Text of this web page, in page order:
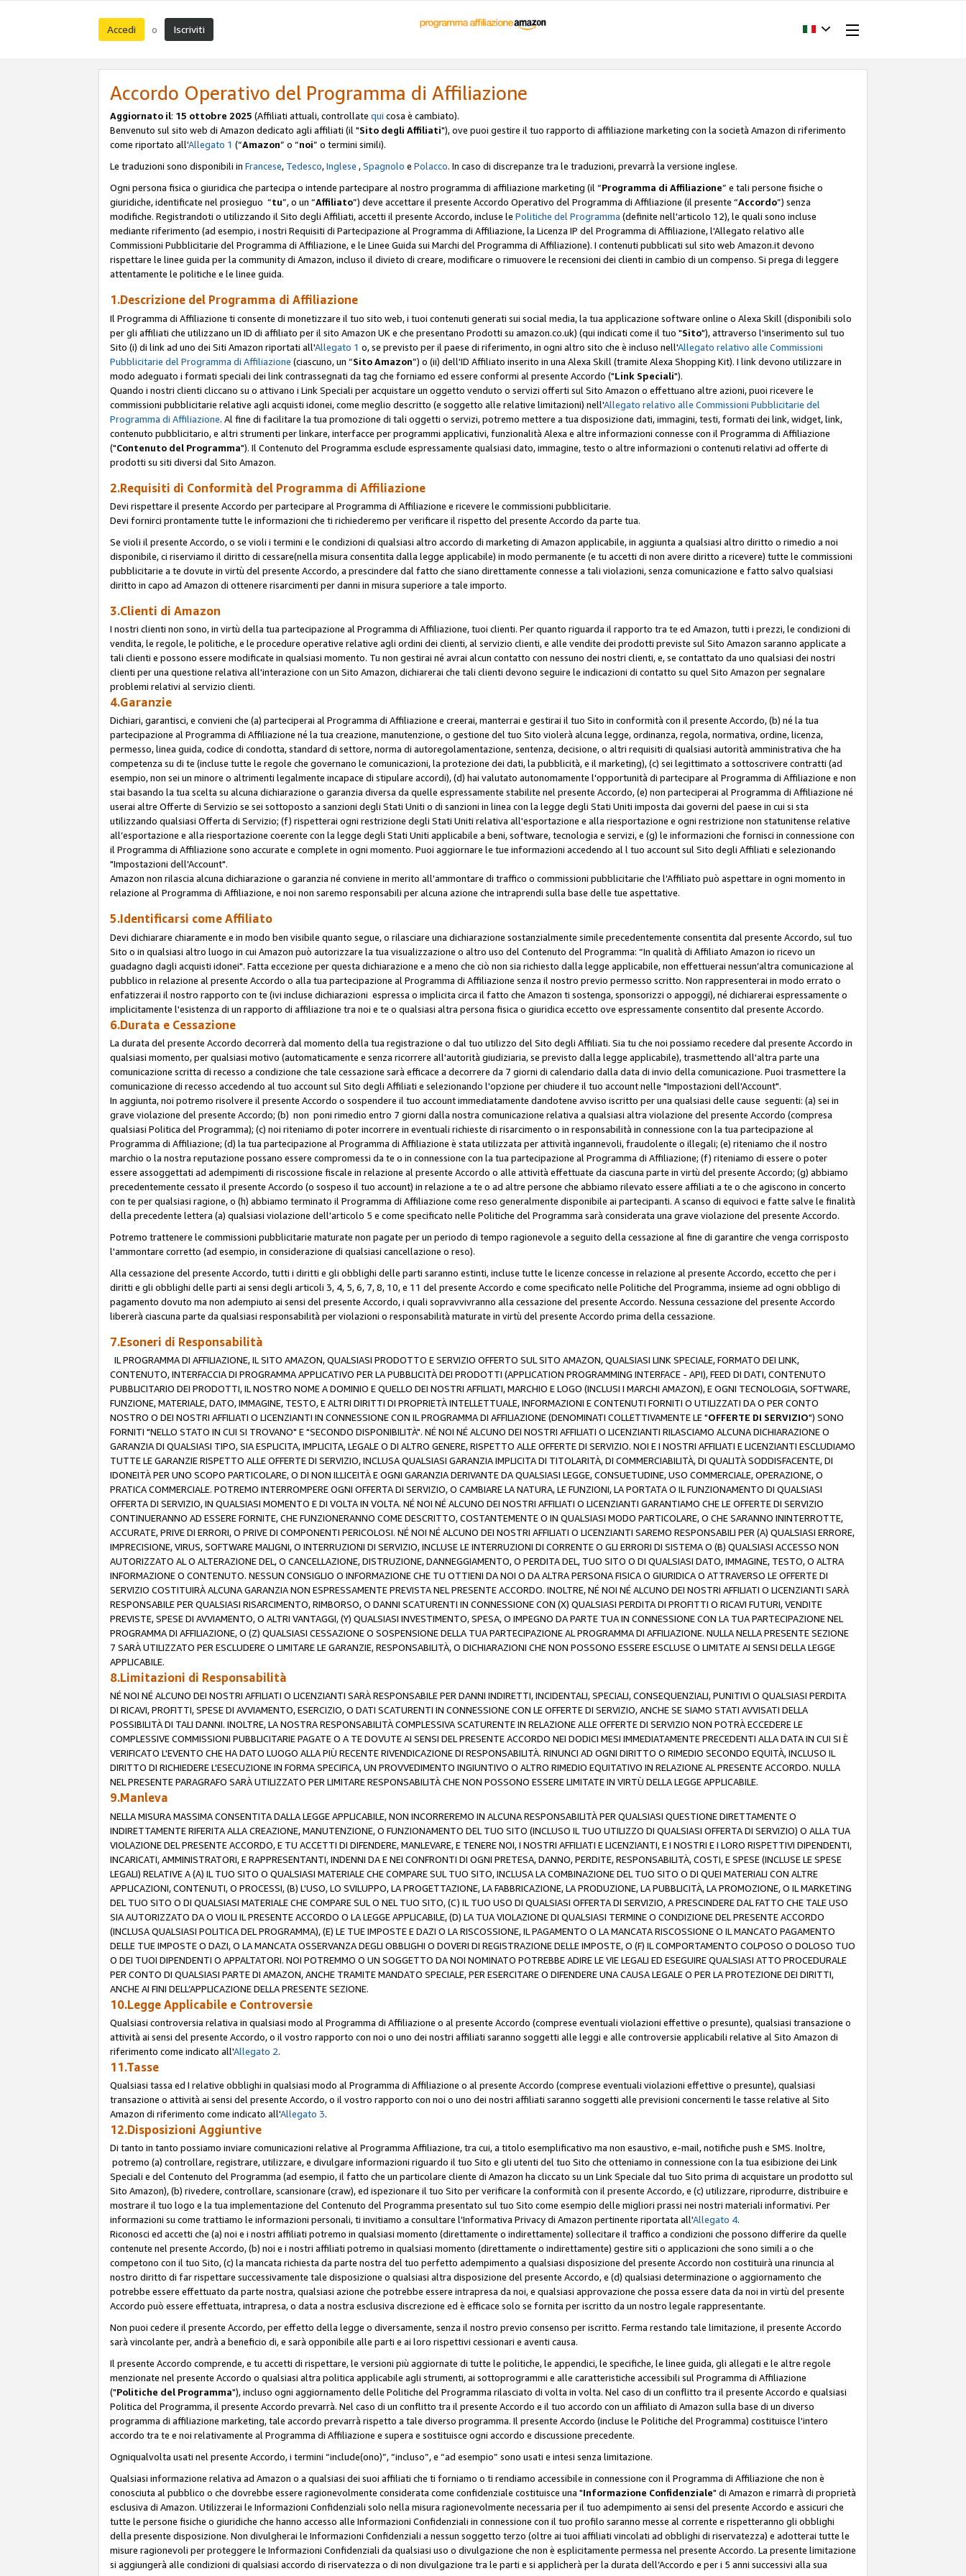
Accedi o Iscriviti
Accordo Operativo del Programma di Affiliazione
Aggiornato il: 15 ottobre 2025 (Affiliati attuali, controllate qui cosa è cambiato).
Benvenuto sul sito web di Amazon dedicato agli affiliati (il "Sito degli Affiliati"), ove puoi gestire il tuo rapporto di affiliazione marketing con la società Amazon di riferimento
come riportato all'Allegato 1 (“Amazon” o “noi” o termini simili).
Le traduzioni sono disponibili in Francese, Tedesco,Inglese ,Spagnolo e Polacco. In caso di discrepanze tra le traduzioni, prevarrà la versione inglese.
Ogni persona fisica o giuridica che partecipa o intende partecipare al nostro programma di affiliazione marketing (il “Programma di Affiliazione” e tali persone fisiche o
giuridiche, identificate nel prosieguo “tu”, o un “Affiliato”) deve accettare il presente Accordo Operativo del Programma di Affiliazione (il presente “Accordo”) senza
modifiche. Registrandoti o utilizzando il Sito degli Affiliati, accetti il presente Accordo, incluse le Politiche del Programma (definite nell'articolo 12), le quali sono incluse
mediante riferimento (ad esempio, i nostri Requisiti di Partecipazione al Programma di Affiliazione, la Licenza IP del Programma di Affiliazione, l'Allegato relativo alle
Commissioni Pubblicitarie del Programma di Affiliazione, e le Linee Guida sui Marchi del Programma di Affiliazione). I contenuti pubblicati sul sito web Amazon.it devono
rispettare le linee guida per la community di Amazon, incluso il divieto di creare, modificare o rimuovere le recensioni dei clienti in cambio di un compenso. Si prega di leggere
attentamente le politiche e le linee guida.
1.Descrizione del Programma di Affiliazione
Il Programma di Affiliazione ti consente di monetizzare il tuo sito web, i tuoi contenuti generati sui social media, la tua applicazione software online o Alexa Skill (disponibili solo
per gli affiliati che utilizzano un ID di affiliato per il sito Amazon UK e che presentano Prodotti su amazon.co.uk) (qui indicati come il tuo "Sito"), attraverso l'inserimento sul tuo
Sito (i) di link ad uno dei Siti Amazon riportati all'Allegato 1 o, se previsto per il paese di riferimento, in ogni altro sito che è incluso nell'Allegato relativo alle Commissioni
Pubblicitarie del Programma di Affiliazione (ciascuno, un “Sito Amazon”) o (ii) dell'ID Affiliato inserito in una Alexa Skill (tramite Alexa Shopping Kit). I link devono utilizzare in
modo adeguato i formati speciali dei link contrassegnati da tag che forniamo ed essere conformi al presente Accordo ("Link Speciali").
Quando i nostri clienti cliccano su o attivano i Link Speciali per acquistare un oggetto venduto o servizi offerti sul Sito Amazon o effettuano altre azioni, puoi ricevere le
commissioni pubblicitarie relative agli acquisti idonei, come meglio descritto (e soggetto alle relative limitazioni) nell'Allegato relativo alle Commissioni Pubblicitarie del
Programma di Affiliazione. Al fine di facilitare la tua promozione di tali oggetti o servizi, potremo mettere a tua disposizione dati, immagini, testi, formati dei link, widget, link,
contenuto pubblicitario, e altri strumenti per linkare, interfacce per programmi applicativi, funzionalità Alexa e altre informazioni connesse con il Programma di Affiliazione
("Contenuto del Programma"). Il Contenuto del Programma esclude espressamente qualsiasi dato, immagine, testo o altre informazioni o contenuti relativi ad offerte di
prodotti su siti diversi dal Sito Amazon.
2.Requisiti di Conformità del Programma di Affiliazione
Devi rispettare il presente Accordo per partecipare al Programma di Affiliazione e ricevere le commissioni pubblicitarie.
Devi fornirci prontamente tutte le informazioni che ti richiederemo per verificare il rispetto del presente Accordo da parte tua.
Se violi il presente Accordo, o se violi i termini e le condizioni di qualsiasi altro accordo di marketing di Amazon applicabile, in aggiunta a qualsiasi altro diritto o rimedio a noi
disponibile, ci riserviamo il diritto di cessare(nella misura consentita dalla legge applicabile) in modo permanente (e tu accetti di non avere diritto a ricevere) tutte le commissioni
pubblicitarie a te dovute in virtù del presente Accordo, a prescindere dal fatto che siano direttamente connesse a tali violazioni, senza comunicazione e fatto salvo qualsiasi
diritto in capo ad Amazon di ottenere risarcimenti per danni in misura superiore a tale importo.
3.Clienti di Amazon
I nostri clienti non sono, in virtù della tua partecipazione al Programma di Affiliazione, tuoi clienti. Per quanto riguarda il rapporto tra te ed Amazon, tutti i prezzi, le condizioni di
vendita, le regole, le politiche, e le procedure operative relative agli ordini dei clienti, al servizio clienti, e alle vendite dei prodotti previste sul Sito Amazon saranno applicate a
tali clienti e possono essere modificate in qualsiasi momento. Tu non gestirai né avrai alcun contatto con nessuno dei nostri clienti, e, se contattato da uno qualsiasi dei nostri
clienti per una questione relativa all'interazione con un Sito Amazon, dichiarerai che tali clienti devono seguire le indicazioni di contatto su quel Sito Amazon per segnalare
problemi relativi al servizio clienti.
4.Garanzie
Dichiari, garantisci, e convieni che (a) parteciperai al Programma di Affiliazione e creerai, manterrai e gestirai il tuo Sito in conformità con il presente Accordo, (b) né la tua
partecipazione al Programma di Affiliazione né la tua creazione, manutenzione, o gestione del tuo Sito violerà alcuna legge, ordinanza, regola, normativa, ordine, licenza,
permesso, linea guida, codice di condotta, standard di settore, norma di autoregolamentazione, sentenza, decisione, o altri requisiti di qualsiasi autorità amministrativa che ha
competenza su di te (incluse tutte le regole che governano le comunicazioni, la protezione dei dati, la pubblicità, e il marketing), (c) sei legittimato a sottoscrivere contratti (ad
esempio, non sei un minore o altrimenti legalmente incapace di stipulare accordi), (d) hai valutato autonomamente l'opportunità di partecipare al Programma di Affiliazione e non
stai basando la tua scelta su alcuna dichiarazione o garanzia diversa da quelle espressamente stabilite nel presente Accordo, (e) non parteciperai al Programma di Affiliazione né
userai altre Offerte di Servizio se sei sottoposto a sanzioni degli Stati Uniti o di sanzioni in linea con la legge degli Stati Uniti imposta dai governi del paese in cui si sta
utilizzando qualsiasi Offerta di Servizio; (f) rispetterai ogni restrizione degli Stati Uniti relativa all'esportazione e alla riesportazione e ogni restrizione non statunitense relative
all’esportazione e alla riesportazione coerente con la legge degli Stati Uniti applicabile a beni, software, tecnologia e servizi, e (g) le informazioni che fornisci in connessione con
il Programma di Affiliazione sono accurate e complete in ogni momento. Puoi aggiornare le tue informazioni accedendo al l tuo account sul Sito degli Affiliati e selezionando
"Impostazioni dell'Account".
Amazon non rilascia alcuna dichiarazione o garanzia né conviene in merito all'ammontare di traffico o commissioni pubblicitarie che l'Affiliato può aspettare in ogni momento in
relazione al Programma di Affiliazione, e noi non saremo responsabili per alcuna azione che intraprendi sulla base delle tue aspettative.
5.Identificarsi come Affiliato
Devi dichiarare chiaramente e in modo ben visibile quanto segue, o rilasciare una dichiarazione sostanzialmente simile precedentemente consentita dal presente Accordo, sul tuo
Sito o in qualsiasi altro luogo in cui Amazon può autorizzare la tua visualizzazione o altro uso del Contenuto del Programma: “In qualità di Affiliato Amazon io ricevo un
guadagno dagli acquisti idonei". Fatta eccezione per questa dichiarazione e a meno che ciò non sia richiesto dalla legge applicabile, non effettuerai nessun’altra comunicazione al
pubblico in relazione al presente Accordo o alla tua partecipazione al Programma di Affiliazione senza il nostro previo permesso scritto. Non rappresenterai in modo errato o
enfatizzerai il nostro rapporto con te (ivi incluse dichiarazioni espressa o implicita circa il fatto che Amazon ti sostenga, sponsorizzi o appoggi), né dichiarerai espressamente o
implicitamente l'esistenza di un rapporto di affiliazione tra noi e te o qualsiasi altra persona fisica o giuridica eccetto ove espressamente consentito dal presente Accordo.
6.Durata e Cessazione
La durata del presente Accordo decorrerà dal momento della tua registrazione o dal tuo utilizzo del Sito degli Affiliati. Sia tu che noi possiamo recedere dal presente Accordo in
qualsiasi momento, per qualsiasi motivo (automaticamente e senza ricorrere all'autorità giudiziaria, se previsto dalla legge applicabile), trasmettendo all'altra parte una
comunicazione scritta di recesso a condizione che tale cessazione sarà efficace a decorrere da 7 giorni di calendario dalla data di invio della comunicazione. Puoi trasmettere la
comunicazione di recesso accedendo al tuo account sul Sito degli Affiliati e selezionando l'opzione per chiudere il tuo account nelle "Impostazioni dell'Account".
In aggiunta, noi potremo risolvere il presente Accordo o sospendere il tuo account immediatamente dandotene avviso iscritto per una qualsiasi delle cause seguenti: (a) sei in
grave violazione del presente Accordo; (b) non poni rimedio entro 7 giorni dalla nostra comunicazione relativa a qualsiasi altra violazione del presente Accordo (compresa
qualsiasi Politica del Programma); (c) noi riteniamo di poter incorrere in eventuali richieste di risarcimento o in responsabilità in connessione con la tua partecipazione al
Programma di Affiliazione; (d) la tua partecipazione al Programma di Affiliazione è stata utilizzata per attività ingannevoli, fraudolente o illegali; (e) riteniamo che il nostro
marchio o la nostra reputazione possano essere compromessi da te o in connessione con la tua partecipazione al Programma di Affiliazione; (f) riteniamo di essere o poter
essere assoggettati ad adempimenti di riscossione fiscale in relazione al presente Accordo o alle attività effettuate da ciascuna parte in virtù del presente Accordo; (g) abbiamo
precedentemente cessato il presente Accordo (o sospeso il tuo account) in relazione a te o ad altre persone che abbiamo rilevato essere affiliati a te o che agiscono in concerto
con te per qualsiasi ragione, o (h) abbiamo terminato il Programma di Affiliazione come reso generalmente disponibile ai partecipanti. A scanso di equivoci e fatte salve le finalità
della precedente lettera (a) qualsiasi violazione dell'articolo 5 e come specificato nelle Politiche del Programma sarà considerata una grave violazione del presente Accordo.
Potremo trattenere le commissioni pubblicitarie maturate non pagate per un periodo di tempo ragionevole a seguito della cessazione al fine di garantire che venga corrisposto
l'ammontare corretto (ad esempio, in considerazione di qualsiasi cancellazione o reso).
Alla cessazione del presente Accordo, tutti i diritti e gli obblighi delle parti saranno estinti, incluse tutte le licenze concesse in relazione al presente Accordo, eccetto che per i
diritti e gli obblighi delle parti ai sensi degli articoli 3, 4, 5, 6, 7, 8, 10, e 11 del presente Accordo e come specificato nelle Politiche del Programma, insieme ad ogni obbligo di
pagamento dovuto ma non adempiuto ai sensi del presente Accordo, i quali sopravvivranno alla cessazione del presente Accordo. Nessuna cessazione del presente Accordo
libererà ciascuna parte da qualsiasi responsabilità per violazioni o responsabilità maturate in virtù del presente Accordo prima della cessazione.
7.Esoneri di Responsabilità
IL PROGRAMMA DI AFFILIAZIONE, IL SITO AMAZON, QUALSIASI PRODOTTO E SERVIZIO OFFERTO SUL SITO AMAZON, QUALSIASI LINK SPECIALE, FORMATO DEI LINK,
CONTENUTO, INTERFACCIA DI PROGRAMMA APPLICATIVO PER LA PUBBLICITÀ DEI PRODOTTI (APPLICATION PROGRAMMING INTERFACE - API), FEED DI DATI, CONTENUTO
PUBBLICITARIO DEI PRODOTTI, IL NOSTRO NOME A DOMINIO E QUELLO DEI NOSTRI AFFILIATI, MARCHIO E LOGO (INCLUSI I MARCHI AMAZON), E OGNI TECNOLOGIA, SOFTWARE,
FUNZIONE, MATERIALE, DATO, IMMAGINE, TESTO, E ALTRI DIRITTI DI PROPRIETÀ INTELLETTUALE, INFORMAZIONI E CONTENUTI FORNITI O UTILIZZATI DA O PER CONTO
NOSTRO O DEI NOSTRI AFFILIATI O LICENZIANTI IN CONNESSIONE CON IL PROGRAMMA DI AFFILIAZIONE (DENOMINATI COLLETTIVAMENTE LE "OFFERTE DI SERVIZIO") SONO
FORNITI "NELLO STATO IN CUI SI TROVANO" E "SECONDO DISPONIBILITÀ". NÉ NOI NÉ ALCUNO DEI NOSTRI AFFILIATI O LICENZIANTI RILASCIAMO ALCUNA DICHIARAZIONE O
GARANZIA DI QUALSIASI TIPO, SIA ESPLICITA, IMPLICITA, LEGALE O DI ALTRO GENERE, RISPETTO ALLE OFFERTE DI SERVIZIO. NOI E I NOSTRI AFFILIATI E LICENZIANTI ESCLUDIAMO
TUTTE LE GARANZIE RISPETTO ALLE OFFERTE DI SERVIZIO, INCLUSA QUALSIASI GARANZIA IMPLICITA DI TITOLARITÀ, DI COMMERCIABILITÀ, DI QUALITÀ SODDISFACENTE, DI
IDONEITÀ PER UNO SCOPO PARTICOLARE, O DI NON ILLICEITÀ E OGNI GARANZIA DERIVANTE DA QUALSIASI LEGGE, CONSUETUDINE, USO COMMERCIALE, OPERAZIONE, O
PRATICA COMMERCIALE. POTREMO INTERROMPERE OGNI OFFERTA DI SERVIZIO, O CAMBIARE LA NATURA, LE FUNZIONI, LA PORTATA O IL FUNZIONAMENTO DI QUALSIASI
OFFERTA DI SERVIZIO, IN QUALSIASI MOMENTO E DI VOLTA IN VOLTA. NÉ NOI NÉ ALCUNO DEI NOSTRI AFFILIATI O LICENZIANTI GARANTIAMO CHE LE OFFERTE DI SERVIZIO
CONTINUERANNO AD ESSERE FORNITE, CHE FUNZIONERANNO COME DESCRITTO, COSTANTEMENTE O IN QUALSIASI MODO PARTICOLARE, O CHE SARANNO ININTERROTTE,
ACCURATE, PRIVE DI ERRORI, O PRIVE DI COMPONENTI PERICOLOSI. NÉ NOI NÉ ALCUNO DEI NOSTRI AFFILIATI O LICENZIANTI SAREMO RESPONSABILI PER (A) QUALSIASI ERRORE,
IMPRECISIONE, VIRUS, SOFTWARE MALIGNI, O INTERRUZIONI DI SERVIZIO, INCLUSE LE INTERRUZIONI DI CORRENTE O GLI ERRORI DI SISTEMA O (B) QUALSIASI ACCESSO NON
AUTORIZZATO AL O ALTERAZIONE DEL, O CANCELLAZIONE, DISTRUZIONE, DANNEGGIAMENTO, O PERDITA DEL, TUO SITO O DI QUALSIASI DATO, IMMAGINE, TESTO, O ALTRA
INFORMAZIONE O CONTENUTO. NESSUN CONSIGLIO O INFORMAZIONE CHE TU OTTIENI DA NOI O DA ALTRA PERSONA FISICA O GIURIDICA O ATTRAVERSO LE OFFERTE DI
SERVIZIO COSTITUIRÀ ALCUNA GARANZIA NON ESPRESSAMENTE PREVISTA NEL PRESENTE ACCORDO. INOLTRE, NÉ NOI NÉ ALCUNO DEI NOSTRI AFFILIATI O LICENZIANTI SARÀ
RESPONSABILE PER QUALSIASI RISARCIMENTO, RIMBORSO, O DANNI SCATURENTI IN CONNESSIONE CON (X) QUALSIASI PERDITA DI PROFITTI O RICAVI FUTURI, VENDITE
PREVISTE, SPESE DI AVVIAMENTO, O ALTRI VANTAGGI, (Y) QUALSIASI INVESTIMENTO, SPESA, O IMPEGNO DA PARTE TUA IN CONNESSIONE CON LA TUA PARTECIPAZIONE NEL
PROGRAMMA DI AFFILIAZIONE, O (Z) QUALSIASI CESSAZIONE O SOSPENSIONE DELLA TUA PARTECIPAZIONE AL PROGRAMMA DI AFFILIAZIONE. NULLA NELLA PRESENTE SEZIONE
7 SARÀ UTILIZZATO PER ESCLUDERE O LIMITARE LE GARANZIE, RESPONSABILITÀ, O DICHIARAZIONI CHE NON POSSONO ESSERE ESCLUSE O LIMITATE AI SENSI DELLA LEGGE
APPLICABILE.
8.Limitazioni di Responsabilità
NÉ NOI NÉ ALCUNO DEI NOSTRI AFFILIATI O LICENZIANTI SARÀ RESPONSABILE PER DANNI INDIRETTI, INCIDENTALI, SPECIALI, CONSEQUENZIALI, PUNITIVI O QUALSIASI PERDITA
DI RICAVI, PROFITTI, SPESE DI AVVIAMENTO, ESERCIZIO, O DATI SCATURENTI IN CONNESSIONE CON LE OFFERTE DI SERVIZIO, ANCHE SE SIAMO STATI AVVISATI DELLA
POSSIBILITÀ DI TALI DANNI. INOLTRE, LA NOSTRA RESPONSABILITÀ COMPLESSIVA SCATURENTE IN RELAZIONE ALLE OFFERTE DI SERVIZIO NON POTRÀ ECCEDERE LE
COMPLESSIVE COMMISSIONI PUBBLICITARIE PAGATE O A TE DOVUTE AI SENSI DEL PRESENTE ACCORDO NEI DODICI MESI IMMEDIATAMENTE PRECEDENTI ALLA DATA IN CUI SI È
VERIFICATO L'EVENTO CHE HA DATO LUOGO ALLA PIÙ RECENTE RIVENDICAZIONE DI RESPONSABILITÀ. RINUNCI AD OGNI DIRITTO O RIMEDIO SECONDO EQUITÀ, INCLUSO IL
DIRITTO DI RICHIEDERE L'ESECUZIONE IN FORMA SPECIFICA, UN PROVVEDIMENTO INGIUNTIVO O ALTRO RIMEDIO EQUITATIVO IN RELAZIONE AL PRESENTE ACCORDO. NULLA
NEL PRESENTE PARAGRAFO SARÀ UTILIZZATO PER LIMITARE RESPONSABILITÀ CHE NON POSSONO ESSERE LIMITATE IN VIRTÙ DELLA LEGGE APPLICABILE.
9.Manleva
NELLA MISURA MASSIMA CONSENTITA DALLA LEGGE APPLICABILE, NON INCORREREMO IN ALCUNA RESPONSABILITÀ PER QUALSIASI QUESTIONE DIRETTAMENTE O
INDIRETTAMENTE RIFERITA ALLA CREAZIONE, MANUTENZIONE, O FUNZIONAMENTO DEL TUO SITO (INCLUSO IL TUO UTILIZZO DI QUALSIASI OFFERTA DI SERVIZIO) O ALLA TUA
VIOLAZIONE DEL PRESENTE ACCORDO, E TU ACCETTI DI DIFENDERE, MANLEVARE, E TENERE NOI, I NOSTRI AFFILIATI E LICENZIANTI, E I NOSTRI E I LORO RISPETTIVI DIPENDENTI,
INCARICATI, AMMINISTRATORI, E RAPPRESENTANTI, INDENNI DA E NEI CONFRONTI DI OGNI PRETESA, DANNO, PERDITE, RESPONSABILITÀ, COSTI, E SPESE (INCLUSE LE SPESE
LEGALI) RELATIVE A (A) IL TUO SITO O QUALSIASI MATERIALE CHE COMPARE SUL TUO SITO, INCLUSA LA COMBINAZIONE DEL TUO SITO O DI QUEI MATERIALI CON ALTRE
APPLICAZIONI, CONTENUTI, O PROCESSI, (B) L'USO, LO SVILUPPO, LA PROGETTAZIONE, LA FABBRICAZIONE, LA PRODUZIONE, LA PUBBLICITÀ, LA PROMOZIONE, O IL MARKETING
DEL TUO SITO O DI QUALSIASI MATERIALE CHE COMPARE SUL O NEL TUO SITO, (C) IL TUO USO DI QUALSIASI OFFERTA DI SERVIZIO, A PRESCINDERE DAL FATTO CHE TALE USO
SIA AUTORIZZATO DA O VIOLI IL PRESENTE ACCORDO O LA LEGGE APPLICABILE, (D) LA TUA VIOLAZIONE DI QUALSIASI TERMINE O CONDIZIONE DEL PRESENTE ACCORDO
(INCLUSA QUALSIASI POLITICA DEL PROGRAMMA), (E) LE TUE IMPOSTE E DAZI O LA RISCOSSIONE, IL PAGAMENTO O LA MANCATA RISCOSSIONE O IL MANCATO PAGAMENTO
DELLE TUE IMPOSTE O DAZI, O LA MANCATA OSSERVANZA DEGLI OBBLIGHI O DOVERI DI REGISTRAZIONE DELLE IMPOSTE, O (F) IL COMPORTAMENTO COLPOSO O DOLOSO TUO
O DEI TUOI DIPENDENTI O APPALTATORI. NOI POTREMMO O UN SOGGETTO DA NOI NOMINATO POTREBBE ADIRE LE VIE LEGALI ED ESEGUIRE QUALSIASI ATTO PROCEDURALE
PER CONTO DI QUALSIASI PARTE DI AMAZON, ANCHE TRAMITE MANDATO SPECIALE, PER ESERCITARE O DIFENDERE UNA CAUSA LEGALE O PER LA PROTEZIONE DEI DIRITTI,
ANCHE AI FINI DELL’APPLICAZIONE DELLA PRESENTE SEZIONE.
10.Legge Applicabile e Controversie
Qualsiasi controversia relativa in qualsiasi modo al Programma di Affiliazione o al presente Accordo (comprese eventuali violazioni effettive o presunte), qualsiasi transazione o
attività ai sensi del presente Accordo, o il vostro rapporto con noi o uno dei nostri affiliati saranno soggetti alle leggi e alle controversie applicabili relative al Sito Amazon di
riferimento come indicato all'Allegato 2.
11.Tasse
Qualsiasi tassa ed I relative obblighi in qualsiasi modo al Programma di Affiliazione o al presente Accordo (comprese eventuali violazioni effettive o presunte), qualsiasi
transazione o attività ai sensi del presente Accordo, o il vostro rapporto con noi o uno dei nostri affiliati saranno soggetti alle previsioni concernenti le tasse relative al Sito
Amazon di riferimento come indicato all'Allegato 3.
12.Disposizioni Aggiuntive
Di tanto in tanto possiamo inviare comunicazioni relative al Programma Affiliazione, tra cui, a titolo esemplificativo ma non esaustivo, e-mail, notifiche push e SMS. Inoltre,
potremo (a) controllare, registrare, utilizzare, e divulgare informazioni riguardo il tuo Sito e gli utenti del tuo Sito che otteniamo in connessione con la tua esibizione dei Link
Speciali e del Contenuto del Programma (ad esempio, il fatto che un particolare cliente di Amazon ha cliccato su un Link Speciale dal tuo Sito prima di acquistare un prodotto sul
Sito Amazon), (b) rivedere, controllare, scansionare (craw), ed ispezionare il tuo Sito per verificare la conformità con il presente Accordo, e (c) utilizzare, riprodurre, distribuire e
mostrare il tuo logo e la tua implementazione del Contenuto del Programma presentato sul tuo Sito come esempio delle migliori prassi nei nostri materiali informativi. Per
informazioni su come trattiamo le informazioni personali, ti invitiamo a consultare l'Informativa Privacy di Amazon pertinente riportata all'Allegato 4.
Riconosci ed accetti che (a) noi e i nostri affiliati potremo in qualsiasi momento (direttamente o indirettamente) sollecitare il traffico a condizioni che possono differire da quelle
contenute nel presente Accordo, (b) noi e i nostri affiliati potremo in qualsiasi momento (direttamente o indirettamente) gestire siti o applicazioni che sono simili a o che
competono con il tuo Sito, (c) la mancata richiesta da parte nostra del tuo perfetto adempimento a qualsiasi disposizione del presente Accordo non costituirà una rinuncia al
nostro diritto di far rispettare successivamente tale disposizione o qualsiasi altra disposizione del presente Accordo, e (d) qualsiasi determinazione o aggiornamento che
potrebbe essere effettuato da parte nostra, qualsiasi azione che potrebbe essere intrapresa da noi, e qualsiasi approvazione che possa essere data da noi in virtù del presente
Accordo può essere effettuata, intrapresa, o data a nostra esclusiva discrezione ed è efficace solo se fornita per iscritto da un nostro legale rappresentante.
Non puoi cedere il presente Accordo, per effetto della legge o diversamente, senza il nostro previo consenso per iscritto. Ferma restando tale limitazione, il presente Accordo
sarà vincolante per, andrà a beneficio di, e sarà opponibile alle parti e ai loro rispettivi cessionari e aventi causa.
Il presente Accordo comprende, e tu accetti di rispettare, le versioni più aggiornate di tutte le politiche, le appendici, le specifiche, le linee guida, gli allegati e le altre regole
menzionate nel presente Accordo o qualsiasi altra politica applicabile agli strumenti, ai sottoprogrammi e alle caratteristiche accessibili sul Programma di Affiliazione
("Politiche del Programma"), incluso ogni aggiornamento delle Politiche del Programma rilasciato di volta in volta. Nel caso di un conflitto tra il presente Accordo e qualsiasi
Politica del Programma, il presente Accordo prevarrà. Nel caso di un conflitto tra il presente Accordo e il tuo accordo con un affiliato di Amazon sulla base di un diverso
programma di affiliazione marketing, tale accordo prevarrà rispetto a tale diverso programma. Il presente Accordo (incluse le Politiche del Programma) costituisce l'intero
accordo tra te e noi relativamente al Programma di Affiliazione e supera e sostituisce ogni accordo e discussione precedente.
Ogniqualvolta usati nel presente Accordo, i termini “include(ono)”, “incluso”, e “ad esempio” sono usati e intesi senza limitazione.
Qualsiasi informazione relativa ad Amazon o a qualsiasi dei suoi affiliati che ti forniamo o ti rendiamo accessibile in connessione con il Programma di Affiliazione che non è
conosciuta al pubblico o che dovrebbe essere ragionevolmente considerata come confidenziale costituisce una "Informazione Confidenziale" di Amazon e rimarrà di proprietà
esclusiva di Amazon. Utilizzerai le Informazioni Confidenziali solo nella misura ragionevolmente necessaria per il tuo adempimento ai sensi del presente Accordo e assicuri che
tutte le persone fisiche o giuridiche che hanno accesso alle Informazioni Confidenziali in connessione con il tuo profilo saranno messe al corrente e rispetteranno gli obblighi
della presente disposizione. Non divulgherai le Informazioni Confidenziali a nessun soggetto terzo (oltre ai tuoi affiliati vincolati ad obblighi di riservatezza) e adotterai tutte le
misure ragionevoli per proteggere le Informazioni Confidenziali da qualsiasi uso o divulgazione che non è esplicitamente permessa nel presente Accordo. La presente limitazione
si aggiungerà alle condizioni di qualsiasi accordo di riservatezza o di non divulgazione tra le parti e si applicherà per la durata dell’Accordo e per i 5 anni successivi alla sua